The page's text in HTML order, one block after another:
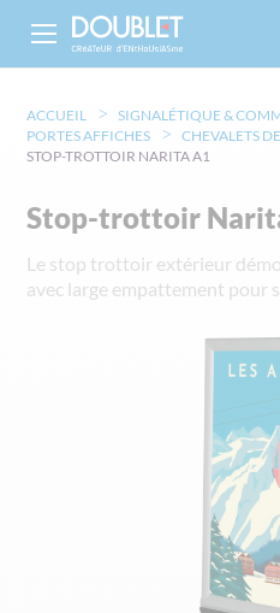
ACCUEIL
SIGNALÉTIQUE &
PORTES AFFICHES
CHEVALETS
STOP-TROTTOIR NARITA A1
Stop-trottoir
Le stop trottoir extérieur
avec large empattement pour